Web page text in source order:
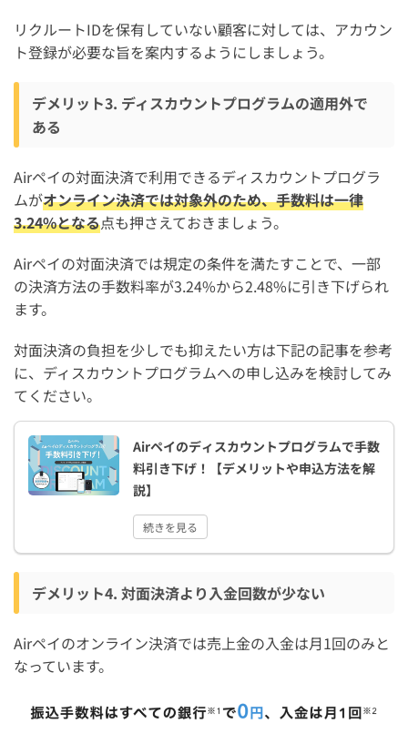
リクルートIDを保有していない顧客に対しては、アカウン
ト登録が必要な旨を案内するようにしましょう。
デメリット3. ディスカウントプログラムの適用外で
ある
Airペイの対面決済で利用できるディスカウントプログラ
ムがオンライン決済では対象外のため、手数料は一律
3.24%となる点も押さえておきましょう。
Airペイの対面決済では規定の条件を満たすことで、一部
の決済方法の手数料率が3.24%から2.48%に引き下げられ
ます。
対面決済の負担を少しでも抑えたい方は下記の記事を参考
に、ディスカウントプログラムへの申し込みを検討してみ
てください。
Airペイのディスカウントプログラムで手数
料引き下げ！【デメリットや申込方法を解
説】
続きを見る
デメリット4. 対面決済より入金回数が少ない
Airペイのオンライン決済では売上金の入金は月1回のみと
なっています。